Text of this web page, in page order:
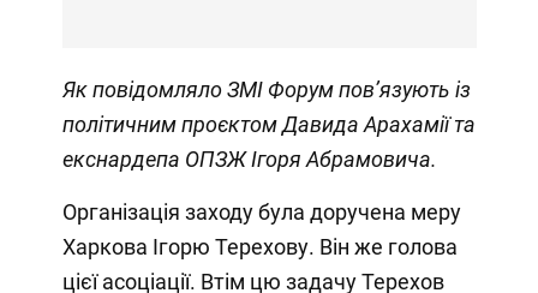
Як повідомляло ЗМІ Форумпов’язують із
політичним проєктом Давида Арахамії та
екснардепа ОПЗЖ Ігоря Абрамовича.
Організація заходу була доручена меру
Харкова Ігорю Терехову. Він же голова
цієї асоціації. Втім цю задачу Терехов